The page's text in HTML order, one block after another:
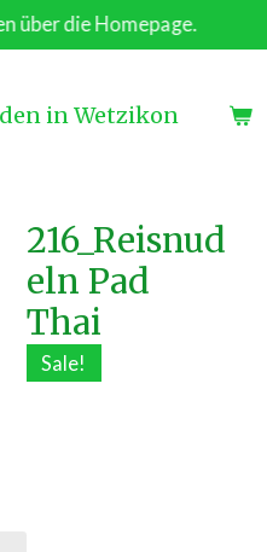
über die Homepage.
in Wetzikon
216_Reisnud
eln Pad
Thai
Sale!